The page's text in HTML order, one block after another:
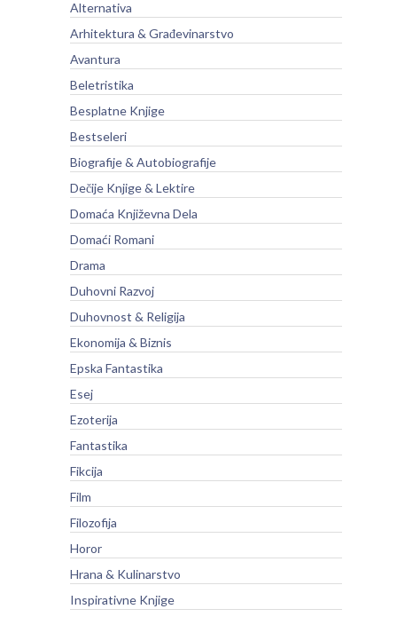
Alternativa
Arhitektura & Građevinarstvo
Avantura
Beletristika
Besplatne Knjige
Bestseleri
Biografije & Autobiografije
Dečije Knjige & Lektire
Domaća Književna Dela
Domaći Romani
Drama
Duhovni Razvoj
Duhovnost & Religija
Ekonomija & Biznis
Epska Fantastika
Esej
Ezoterija
Fantastika
Fikcija
Film
Filozofija
Horor
Hrana & Kulinarstvo
Inspirativne Knjige